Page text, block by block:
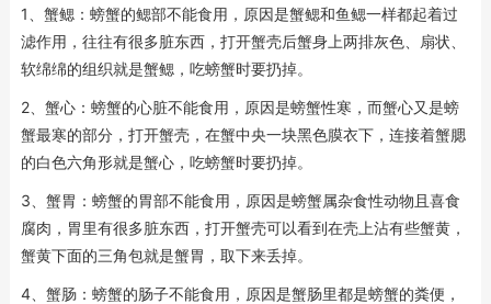
1、蟹鳃：螃蟹的鳃部不能食用，原因是蟹鳃和鱼鳃一样都起着过
滤作用，往往有很多脏东西，打开蟹壳后蟹身上两排灰色、扇状、
软绵绵的组织就是蟹鳃，吃螃蟹时要扔掉。
2、蟹心：螃蟹的心脏不能食用，原因是螃蟹性寒，而蟹心又是螃
蟹最寒的部分，打开蟹壳，在蟹中央一块黑色膜衣下，连接着蟹腮
的白色六角形就是蟹心，吃螃蟹时要扔掉。
3、蟹胃：螃蟹的胃部不能食用，原因是螃蟹属杂食性动物且喜食
腐肉，胃里有很多脏东西，打开蟹壳可以看到在壳上沾有些蟹黄，
蟹黄下面的三角包就是蟹胃，取下来丢掉。
4、蟹肠：螃蟹的肠子不能食用，原因是蟹肠里都是螃蟹的粪便，